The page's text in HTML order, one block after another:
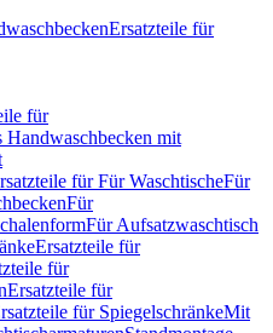
Ersatzteile für
für
Handwaschbecken mit
für Für WaschtischeFür
Für
Für Aufsatzwaschtisch
Ersatzteile für
für
Ersatzteile für
für SpiegelschränkeMit